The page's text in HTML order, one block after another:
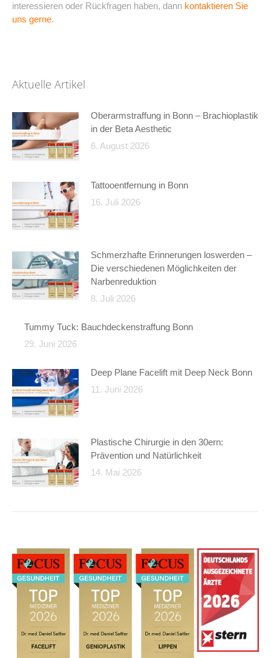
interessieren oder Rückfragen haben, dann kontaktieren Sie
uns gerne.
Aktuelle Artikel
Oberarmstraffung in Bonn – Brachioplastik
in der Beta Aesthetic
6. August 2026
Tattooentfernung in Bonn
16. Juli 2026
Schmerzhafte Erinnerungen loswerden –
Die verschiedenen Möglichkeiten der
Narbenreduktion
8. Juli 2026
Tummy Tuck: Bauchdeckenstraffung Bonn
29. Juni 2026
Deep Plane Facelift mit Deep Neck Bonn
11. Juni 2026
Plastische Chirurgie in den 30ern:
Prävention und Natürlichkeit
14. Mai 2026